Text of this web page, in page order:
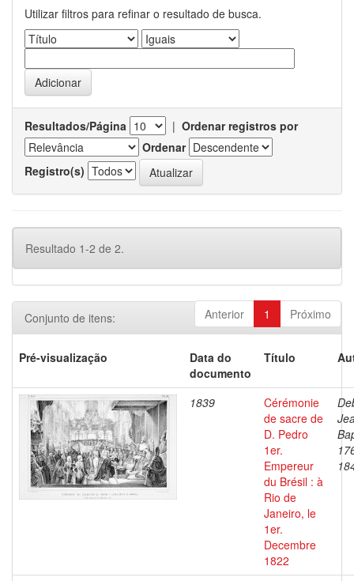
Utilizar filtros para refinar o resultado de busca.
Resultados/Página | Ordenar registros por
Ordenar
Registro(s)
Resultado 1-2 de 2.
Anterior 1 Próximo
Conjunto de itens:
Pré-visualização
Data do
documento
Título
1839
Cérémonie
de sacre de
D. Pedro
1er.
Empereur
du Brésil : à
Rio de
Janeiro, le
1er.
Decembre
1822